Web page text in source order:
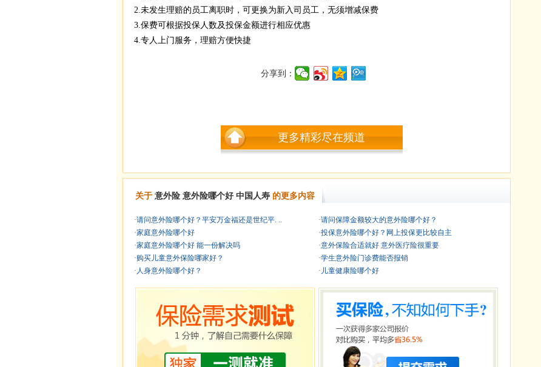
2.未发生理赔的员工离职时，可更换为新入司员工，无须增减保费
3.保费可根据投保人数及投保金额进行相应优惠
4.专人上门服务，理赔方便快捷
分享到：
更多精彩尽在频道
关于 意外险 意外险哪个好 中国人寿 的更多内容
·请问意外险哪个好？平安万金福还是世纪平. ..
·家庭意外险哪个好
·家庭意外险哪个好 能一份解决吗
·购买儿童意外保险哪家好？
· 人身意外险哪个好？
·请问保障金额较大的意外险哪个好？
·投保意外险哪个好？网上投保更比较自主
·意外保险合适就好 意外医疗险很重要
·学生意外险门诊费能否报销
· 儿童健康险哪个好